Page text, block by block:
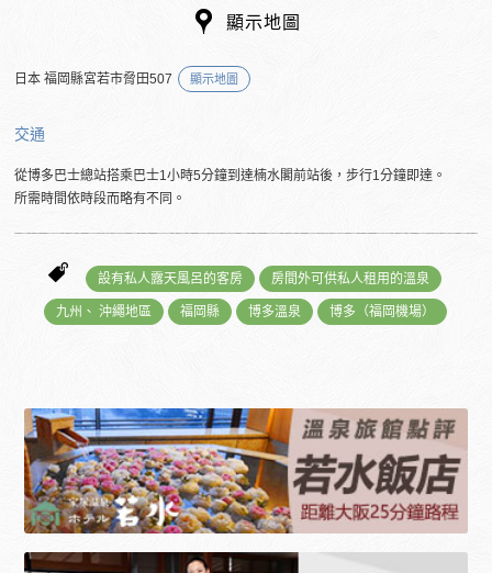
顯示地圖
日本 福岡縣宮若市脅田507 顯示地圖
交通
從博多巴士總站搭乘巴士1小時5分鐘到達楠水閣前站後，步行1分鐘即達。
所需時間依時段而略有不同。
設有私人露天風呂的客房 房間外可供私人租用的溫泉
九州、 沖繩地區 福岡縣 博多溫泉 博多（福岡機場）